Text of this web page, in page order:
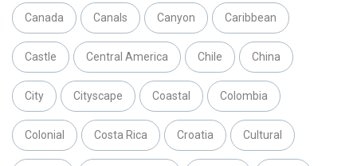
Canada Canals Canyon Caribbean
Castle Central America Chile China
City Cityscape Coastal Colombia
Colonial Costa Rica Croatia Cultural